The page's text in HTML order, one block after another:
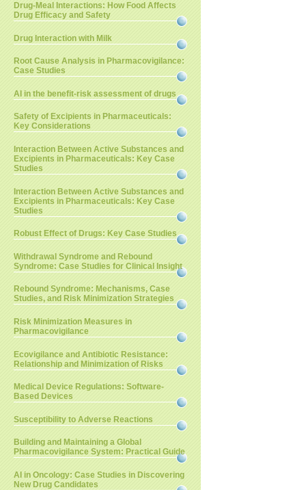
Drug-Meal Interactions: How Food Affects
Drug Efficacy and Safety
Drug Interaction with Milk
Root Cause Analysis in Pharmacovigilance:
Case Studies
AI in the benefit-risk assessment of drugs
Safety of Excipients in Pharmaceuticals:
Key Considerations
Interaction Between Active Substances and
Excipients in Pharmaceuticals: Key Case
Studies
Interaction Between Active Substances and
Excipients in Pharmaceuticals: Key Case
Studies
Robust Effect of Drugs: Key Case Studies
Withdrawal Syndrome and Rebound
Syndrome: Case Studies for Clinical Insight
Rebound Syndrome: Mechanisms, Case
Studies, and Risk Minimization Strategies
Risk Minimization Measures in
Pharmacovigilance
Ecovigilance and Antibiotic Resistance:
Relationship and Minimization of Risks
Medical Device Regulations: Software-
Based Devices
Susceptibility to Adverse Reactions
Building and Maintaining a Global
Pharmacovigilance System: Practical Guide
AI in Oncology: Case Studies in Discovering
New Drug Candidates